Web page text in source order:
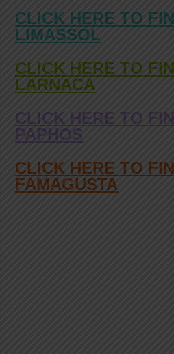
CLICK HERE TO
LIMASSOL
CLICK HERE TO
LARNACA
CLICK HERE TO
PAPHOS
CLICK HERE TO
FAMAGUSTA